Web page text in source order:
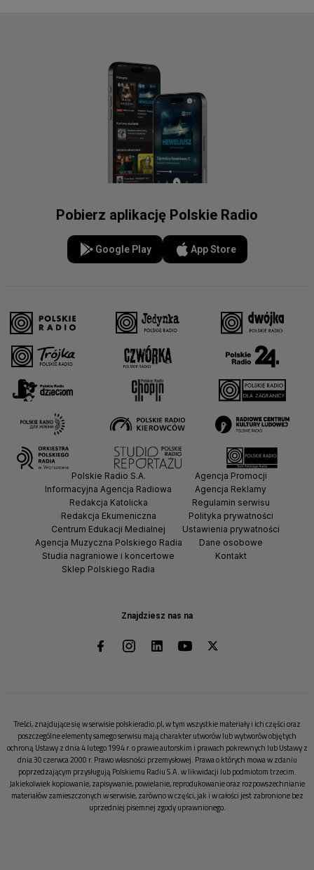
Pobierz aplikację Polskie Radio
Google Play App Store
Znajdziesz nas na
Polskie Radio S.A.
Informacyjna Agencja Radiowa
Redakcja Katolicka
Redakcja Ekumeniczna
Centrum Edukacji Medialnej
Agencja Muzyczna Polskiego Radia
Studia nagraniowe i koncertowe
Sklep Polskiego Radia
Agencja Promocji
Agencja Reklamy
Regulamin serwisu
Polityka prywatności
Ustawienia prywatności
Dane osobowe
Kontakt
Treści, znajdujące się w serwisie polskieradio.pl, w tym wszystkie materiały i ich części oraz
poszczególne elementy samego serwisu mają charakter utworów lub wytworów objętych
ochroną Ustawy z dnia 4 lutego 1994 r. o prawie autorskim i prawach pokrewnych lub Ustawy z
dnia 30 czerwca 2000 r. Prawo własności przemysłowej. Prawa o których mowa w zdaniu
poprzedzającym przysługują Polskiemu Radiu S.A. w likwidacji lub podmiotom trzecim.
Jakiekolwiek kopiowanie, zapisywanie, powielanie, reprodukowanie oraz rozpowszechnianie
materiałów zamieszczonych w serwisie, zarówno w części, jak i w całości jest zabronione bez
uprzedniej pisemnej zgody uprawnionego.